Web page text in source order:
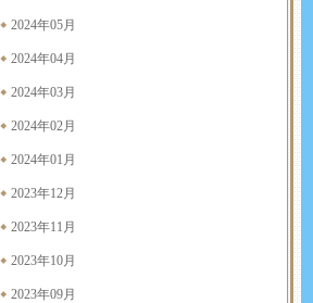
2024年05月
2024年04月
2024年03月
2024年02月
2024年01月
2023年12月
2023年11月
2023年10月
2023年09月